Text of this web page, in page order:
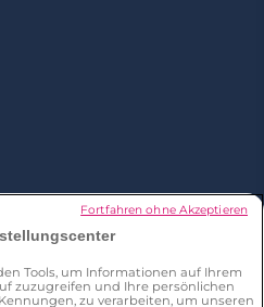
Tools, um Informationen auf Ihrem
zuzugreifen und Ihre persönlichen
zu verarbeiten, um unseren
Fortfahren ohne Akzeptieren